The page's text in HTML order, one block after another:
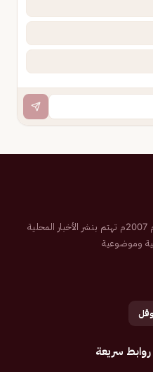
صحيفة إلكترونية سعودية تم تأسيسها عام 2007م تهتم بنشر الأخبار المحلية
وموضوعية
روابط سريعة